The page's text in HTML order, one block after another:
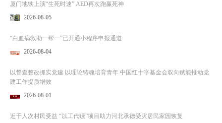
厦门地铁上演“生死时速” AED再次跑赢死神
2026-08-05
“白血病救助一帮一”已开通小程序申报通道
2026-08-04
以督查整改抓实党建 以理论铸魂培育青年 中国红十字基金会双向赋能推动党
建工作提质增效
2026-08-01
近千人次村民受益 “以工代赈”项目助力河北承德受灾居民家园恢复